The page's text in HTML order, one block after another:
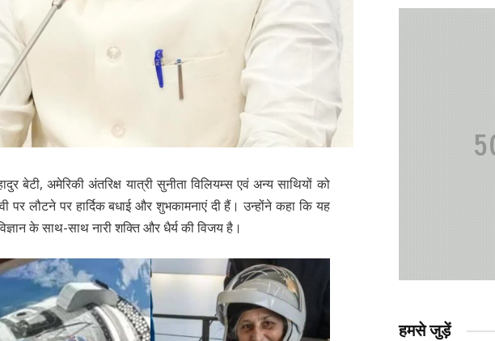
बेटी, अमेरिकी अंतरिक्ष यात्री सुनीता विलियम्स एवं अन्य साथियों को
पर लौटने पर हार्दिक बधाई और शुभकामनाएं दी हैं। उन्होंने कहा कि यह
के साथ-साथ नारी शक्ति और धैर्य की विजय है।
हमसे जुड़ें